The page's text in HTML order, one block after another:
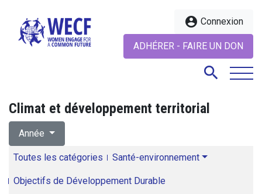
account_circle Connexion
ADHÉRER - FAIRE UN DON
search
Climat et développement territorial
Année
Toutes les catégories Santé-environnement
Objectifs de Développement Durable